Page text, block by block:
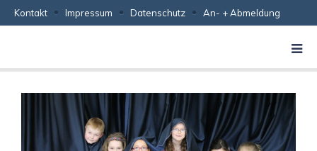
Kontakt Impressum Datenschutz An- + Abmeldung